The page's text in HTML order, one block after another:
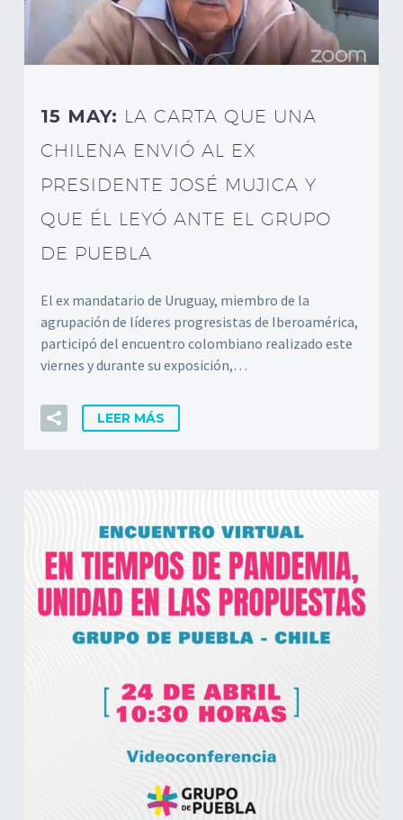
15 MAY: LA CARTA QUE UNA
CHILENA ENVIÓ AL EX
PRESIDENTE JOSÉ MUJICA Y
QUE ÉL LEYÓ ANTE EL GRUPO
DE PUEBLA
El ex mandatario de Uruguay, miembro de la
agrupación de líderes progresistas de Iberoamérica,
participó del encuentro colombiano realizado este
viernes y durante su exposición,…
LEER MÁS